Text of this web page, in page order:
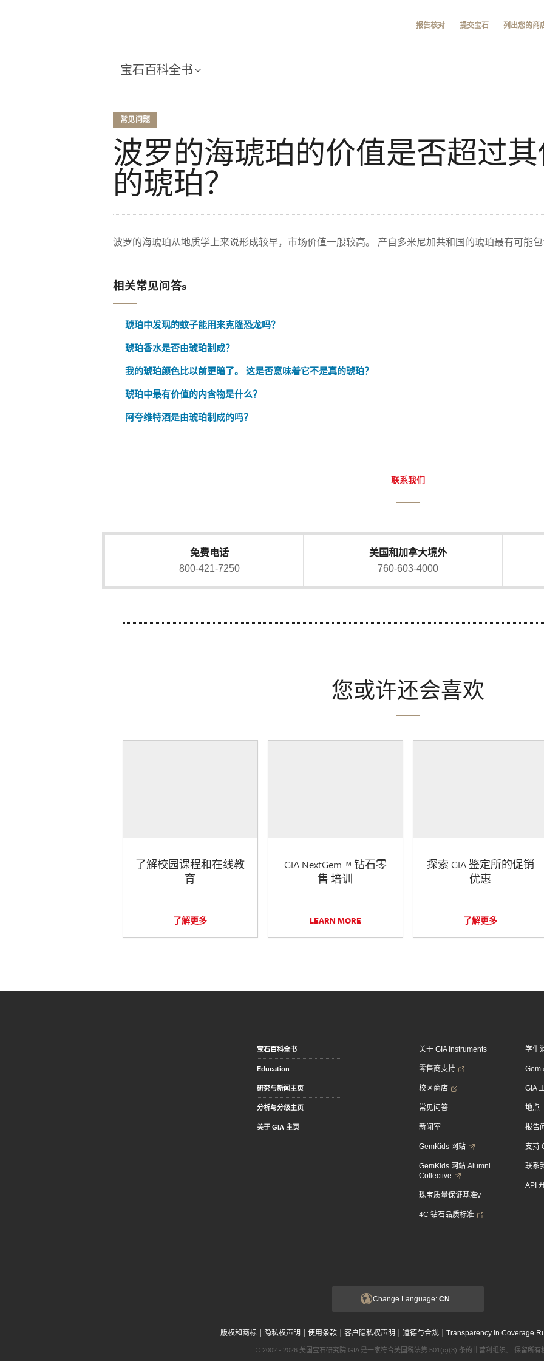
报告核对 提交宝石 列出您的商
宝石百科全书
常见问题
波罗的海琥珀的价值是否超过
的琥珀？
波罗的海琥珀从地质学上来说形成较早，市场价值一般较高。 产自多米尼加共和国的琥珀最有可能
相关常见问答s
琥珀中发现的蚊子能用来克隆恐龙吗？
琥珀香水是否由琥珀制成？
我的琥珀颜色比以前更暗了。 这是否意味着它不是真的琥珀？
琥珀中最有价值的内含物是什么？
阿夸维特酒是由琥珀制成的吗？
联系我们
免费电话
800-421-7250
美国和加拿大境外
760-603-4000
您或许还会喜欢
了解校园课程和在线教
育
了解更多
GIA NextGem™ 钻石零
售 培训
LEARN MORE
探索 GIA 鉴定所的促销
优惠
了解更多
宝石百科全书
Education
研究与新闻主页
分析与分级主页
关于 GIA 主页
关于 GIA Instruments
零售商支持
校区商店
常见问答
新闻室
GemKids 网站
GemKids 网站 Alumni
Collective
珠宝质量保证基准v
4C 钻石品质标准
学生
Gem
GIA
地点
报告
支持
联系
API
Change Language: CN
版权和商标 | 隐私权声明 | 使用条款 | 客户隐私权声明 | 道德与合规 | Transparency in Coverage
© 2002 - 2026 美国宝石研究院 GIA 是一家符合美国税法第 501(c)(3) 条的非营利组织。 保留所有